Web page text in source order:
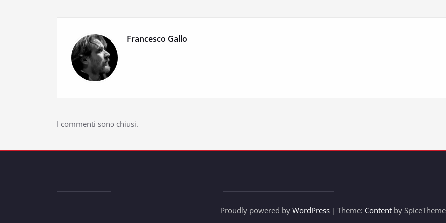
Francesco Gallo
I commenti sono chiusi.
Proudly powered by WordPress| Theme: Contentby